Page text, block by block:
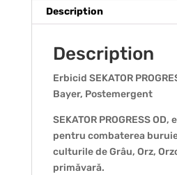
Description
Description
Erbicid SEKATOR
Bayer, Postemergent
SEKATOR PROGRESS
pentru combaterea
culturile de Grâu, Orz,
primăvară.